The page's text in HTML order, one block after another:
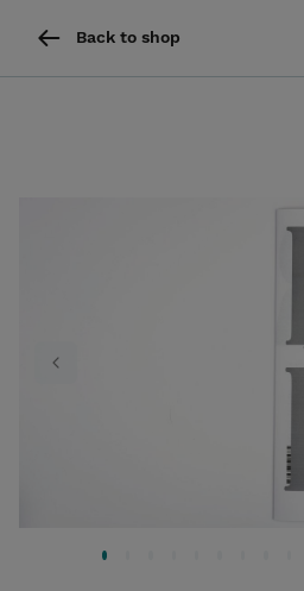
Back to shop
Previous